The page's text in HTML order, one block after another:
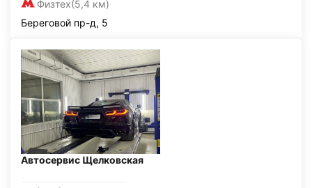
Физтех(5,4 км)
Береговой пр-д, 5
Автосервис Щелковская